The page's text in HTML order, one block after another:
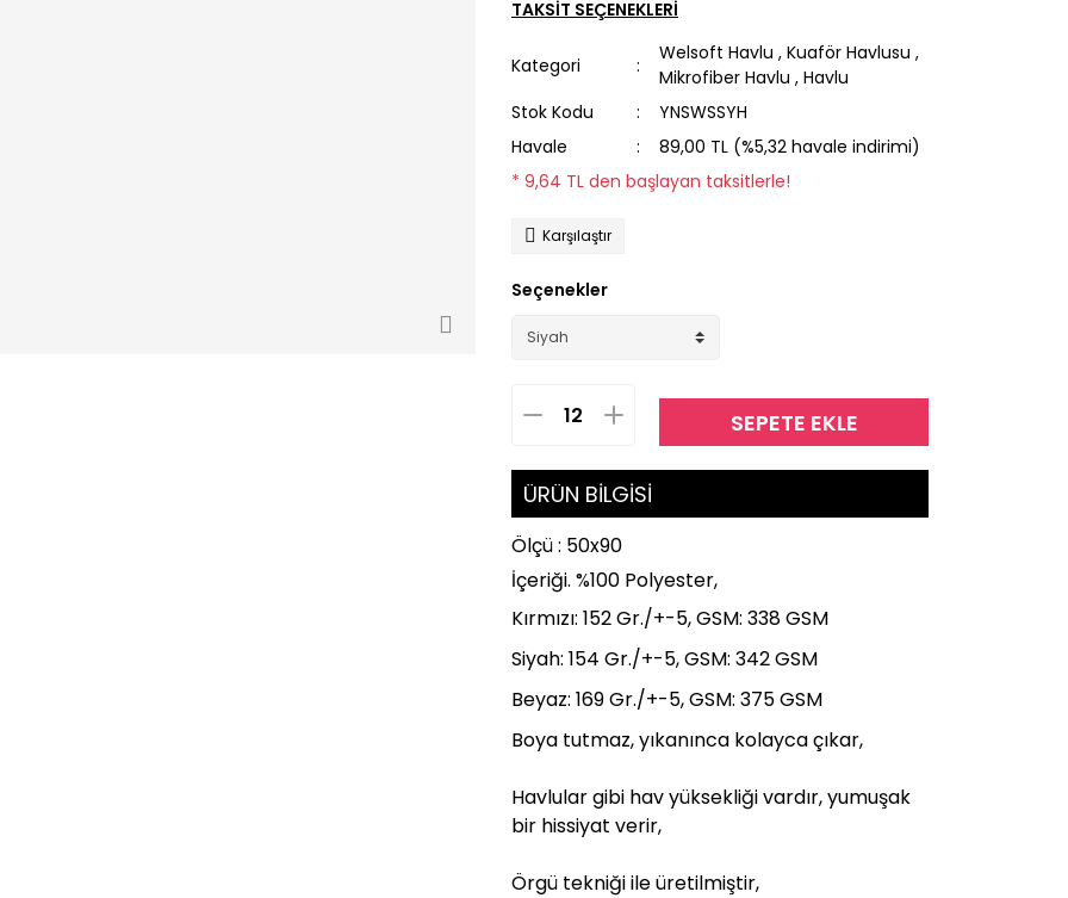
TAKSİT SEÇENEKLERİ
Kategori
Welsoft Havlu , Kuaför Havlusu ,
Mikrofiber Havlu , Havlu
Stok Kodu
YNSWSSYH
Havale
89,00 TL (%5,32 havale indirimi)
* 9,64 TL den başlayan taksitlerle!
Karşılaştır
Seçenekler
SEPETE EKLE
ÜRÜN BİLGİSİ
Ölçü : 50x90
İçeriği. %100 Polyester,
Kırmızı: 152 Gr./+-5,GSM: 338 GSM
Siyah: 154 Gr./+-5,GSM: 342 GSM
Beyaz: 169 Gr./+-5,GSM: 375 GSM
Boya tutmaz, yıkanınca kolayca çıkar,
Havlular gibi hav yüksekliği vardır, yumuşak
bir hissiyat verir,
Örgü tekniği ile üretilmiştir,